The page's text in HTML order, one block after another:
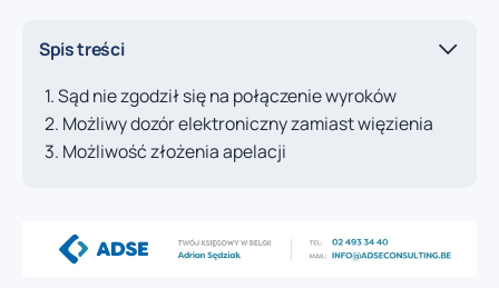
Spis treści
Sąd nie zgodził się na połączenie wyroków
Możliwy dozór elektroniczny zamiast więzienia
Możliwość złożenia apelacji